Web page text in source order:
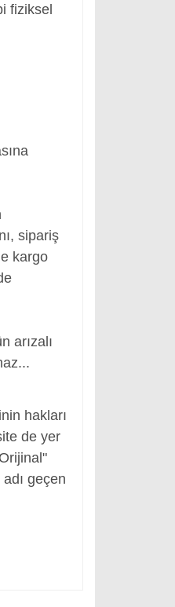
fiziksel
sipariş
kargo
arızalı
hakları
de yer
geçen